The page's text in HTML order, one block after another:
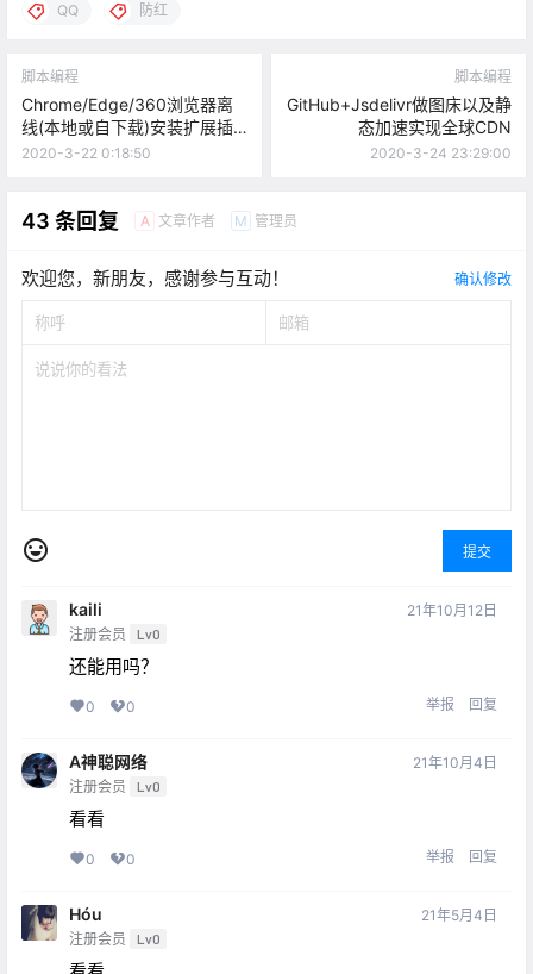
QQ 防红
脚本编程
Chrome/Edge/360浏览器离
线(本地或自下载)安装扩展插
件全攻略：CRX/ZIP文件手动
2020-3-22 0:18:50
脚本编程
GitHub+Jsdelivr做图床以及静
态加速实现全球CDN
2020-3-24 23:29:00
43 条回复 A 文章作者 M 管理员
欢迎您，新朋友，感谢参与互动！ 确认修改
提交
kaili
注册会员 Lv0
21年10月12日
还能用吗？
0 0 举报 回复
A神聪网络
注册会员 Lv0
21年10月4日
看看
0 0 举报 回复
Hóu
注册会员 Lv0
21年5月4日